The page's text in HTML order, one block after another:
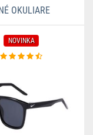
OKULIARE
NOVINKA